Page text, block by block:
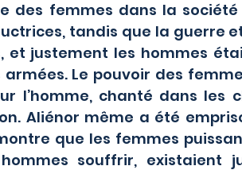
tandis que la guerre
et justement les hommes
Le pouvoir des
l’homme, chanté dans les
Aliénor même a été
que les femmes
souffrir, existaient